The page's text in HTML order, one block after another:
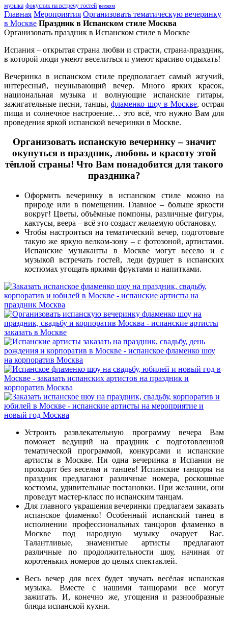
музыка фокусник на встречу гостей велком
Главная Мероприятия Организовать тематическую вечеринку
в Москве Праздник в Испанском стиле Москва
Организовать праздник в Испанском стиле в Москве
Испания – открытая страна любви и страсти, страна-праздник,
в которой люди умеют веселиться и умеют красиво отдыхать!
Вечеринка в испанском стиле предполагает самый жгучий,
интересный, неунывающий вечер. Много ярких красок,
национальная музыка и волнующие испанские гитары,
зажигательные песни, танцы,фламенко шоу в Москве, острая
пища и солнечное настроение… это всё, что нужно Вам для
проведения яркой испанской вечеринки в Москве.
Организовать испанскую вечеринку – значит
окунуться в праздник, любовь и красоту этой
тёплой страны! Что Вам понадобится для такого
праздника?
Оформить вечеринку в испанском стиле можно на
природе или в помещении. Главное – больше яркости
вокруг! Цветы, объёмные помпоны, различные фигуры,
кактусы, веера – всё это создаст желаемую обстановку.
Чтобы настроиться на тематический вечер, подготовьте
такую же яркую велком-зону – с фотозоной, артистами.
Испанские музыканты в Москве могут весело и с
музыкой встречать гостей, леди фуршет в испанских
костюмах угощать яркими фруктами и напитками.
Устроить развлекательную программу вечера Вам
поможет ведущий на праздник с подготовленной
тематической программой, конкурсами и испанские
артисты в Москве. Ни одна вечеринка в Испании не
проходит без веселья и танцев! Испанские танцоры на
праздник предлагают различные номера, роскошные
костюмы, удивительные постановки. При желании, они
проведут мастер-класс по испанским танцам.
Для главного украшения вечеринки предлагаем заказать
испанское фламенко! Особенный испанский танец в
исполнении профессиональных танцоров фламенко в
Москве под народную музыку очарует Вас.
Талантливые, знаменитые артисты предлагают
различные по продолжительности шоу, начиная от
коротеньких номеров до целых спектаклей.
Весь вечер для всех будет звучать весёлая испанская
музыка. Вместе с нашими танцорами все могут
зажигать. И, конечно же, угощения и разнообразные
блюда испанской кухни.